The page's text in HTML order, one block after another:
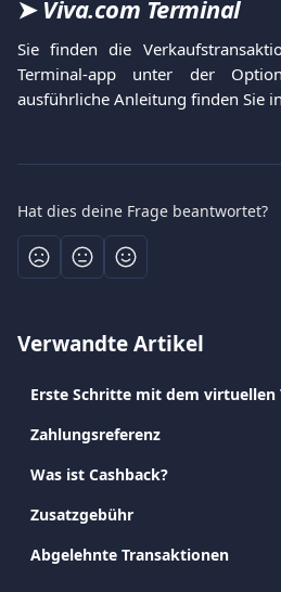
➤ Viva.com Terminal
Sie finden die
Terminal-app unter der Option
ausführliche Anleitung finden Sie
Hat dies deine Frage beantwortet?
Verwandte Artikel
Erste Schritte mit dem virtuellen
Zahlungsreferenz
Was ist Cashback?
Zusatzgebühr
Abgelehnte Transaktionen